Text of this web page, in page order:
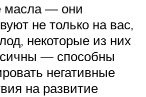
масла — они
не только на вас,
некоторые из них
— способны
негативные
на развитие